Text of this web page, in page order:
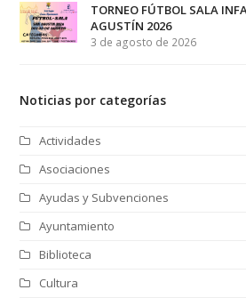
TORNEO FÚTBOL SALA
AGUSTÍN 2026
3 de agosto de 2026
Noticias por categorías
Actividades
Asociaciones
Ayudas y Subvenciones
Ayuntamiento
Biblioteca
Cultura